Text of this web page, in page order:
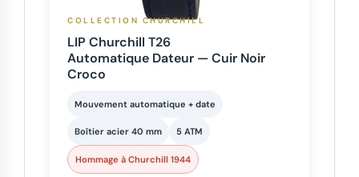
COLLECTION CHURCHILL
LIP Churchill T26
Automatique Dateur — Cuir Noir
Croco
Mouvement automatique + date
Boîtier acier 40 mm 5 ATM
Hommage à Churchill 1944